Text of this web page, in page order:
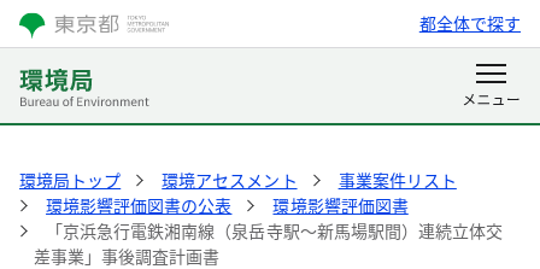
都全体で探す
環境局トップ 環境アセスメント
事業案件リスト
環境影響評価図書の公表
環境影響評価図書
「京浜急行電鉄湘南線（泉岳寺駅～新馬場駅間）連続立体交
差事業」事後調査計画書